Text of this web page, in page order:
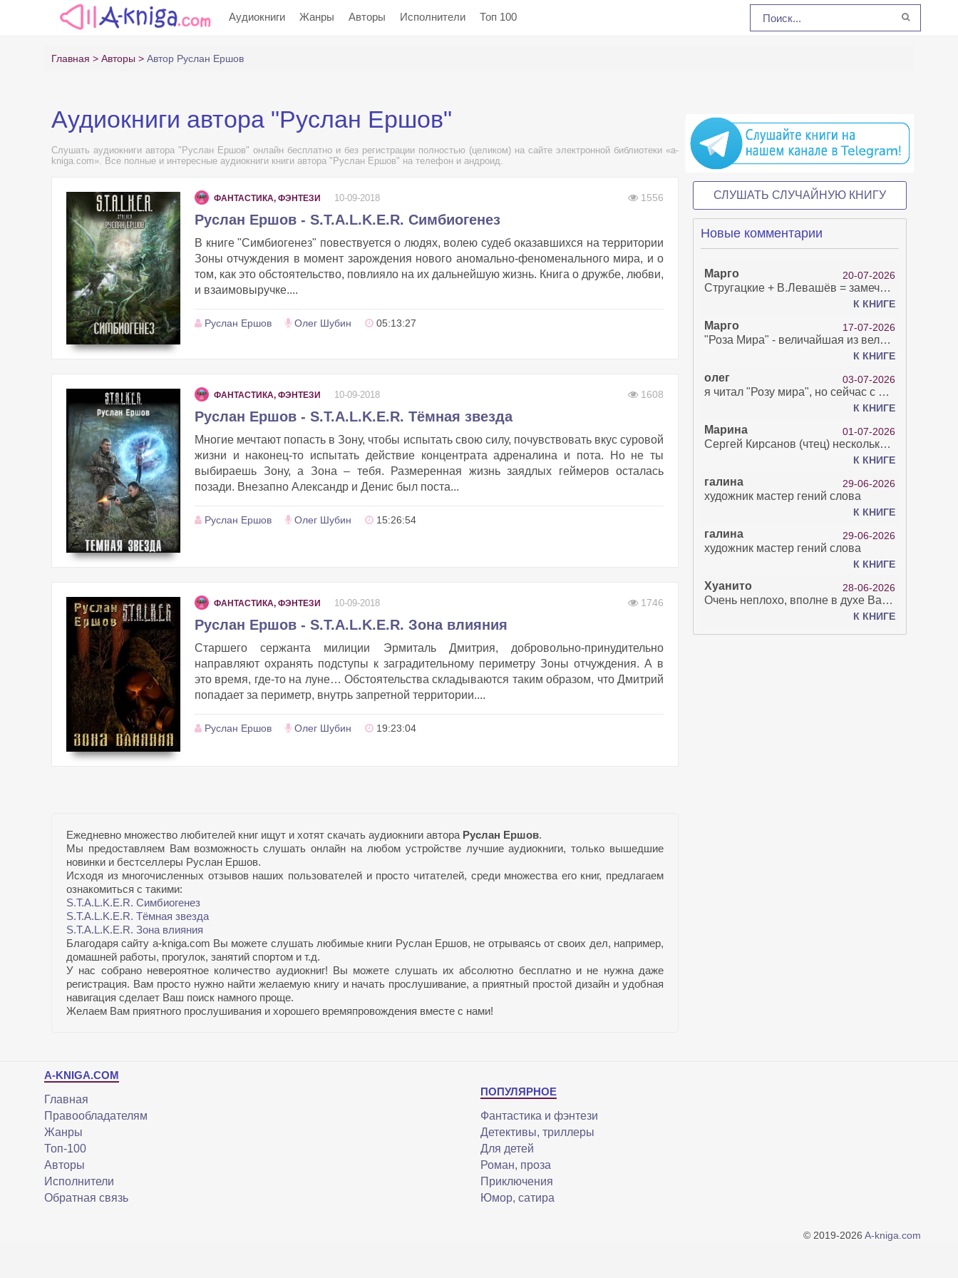
Аудиокниги Жанры Авторы Исполнители Топ 100
Главная Авторы Автор Руслан Ершов
Аудиокниги автора "Руслан Ершов"
Слушать аудиокниги автора "Руслан Ершов" онлайн бесплатно и без регистрации полностью (целиком) на сайте электронной библиотеки «a-
kniga.com». Все полные и интересные аудиокниги книги автора "Руслан Ершов" на телефон и андроид.
ФАНТАСТИКА, ФЭНТЕЗИ 10-09-2018 1556
Руслан Ершов - S.T.A.L.K.E.R. Симбиогенез
В книге "Симбиогенез" повествуется о людях, волею судеб оказавшихся на территории
Зоны отчуждения в момент зарождения нового аномально-феноменального мира, и о
том, как это обстоятельство, повлияло на их дальнейшую жизнь. Книга о дружбе, любви,
и взаимовыручке....
Руслан Ершов Олег Шубин 05:13:27
ФАНТАСТИКА, ФЭНТЕЗИ 10-09-2018 1608
Руслан Ершов - S.T.A.L.K.E.R. Тёмная звезда
Многие мечтают попасть в Зону, чтобы испытать свою силу, почувствовать вкус суровой
жизни и наконец-то испытать действие концентрата адреналина и пота. Но не ты
выбираешь Зону, а Зона – тебя. Размеренная жизнь заядлых геймеров осталась
позади. Внезапно Александр и Денис был поста...
Руслан Ершов Олег Шубин 15:26:54
ФАНТАСТИКА, ФЭНТЕЗИ 10-09-2018 1746
Руслан Ершов - S.T.A.L.K.E.R. Зона влияния
Старшего сержанта милиции Эрмиталь Дмитрия, добровольно-принудительно
направляют охранять подступы к заградительному периметру Зоны отчуждения. А в
это время, где-то на луне… Обстоятельства складываются таким образом, что Дмитрий
попадает за периметр, внутрь запретной территории....
Руслан Ершов Олег Шубин 19:23:04
Ежедневно множество любителей книг ищут и хотят скачать аудиокниги автора Руслан Ершов.
Мы предоставляем Вам возможность слушать онлайн на любом устройстве лучшие аудиокниги, только вышедшие
новинки и бестселлеры Руслан Ершов.
Исходя из многочисленных отзывов наших пользователей и просто читателей, среди множества его книг, предлагаем
ознакомиться с такими:
S.T.A.L.K.E.R. Симбиогенез
S.T.A.L.K.E.R. Тёмная звезда
S.T.A.L.K.E.R. Зона влияния
Благодаря сайту a-kniga.com Вы можете слушать любимые книги Руслан Ершов, не отрываясь от своих дел, например,
домашней работы, прогулок, занятий спортом и т.д.
У нас собрано невероятное количество аудиокниг! Вы можете слушать их абсолютно бесплатно и не нужна даже
регистрация. Вам просто нужно найти желаемую книгу и начать прослушивание, а приятный простой дизайн и удобная
навигация сделает Ваш поиск намного проще.
Желаем Вам приятного прослушивания и хорошего времяпровождения вместе с нами!
СЛУШАТЬ СЛУЧАЙНУЮ КНИГУ
Новые комментарии
Марго 20-07-2026
Стругацкие + В.Левашёв = замечательно!
К КНИГЕ
Марго 17-07-2026
"Роза Мира" - величайшая из великих Книг - она отвечает на все вопросы, прочитать её нелегко...
К КНИГЕ
олег 03-07-2026
я читал "Розу мира", но сейчас с возрастом зрение рухнуло. Но хочется ещё почитать. Просто захватывает. Хорошо, что есть А КНИГА. Спасибо за вашу работу.
К КНИГЕ
Марина 01-07-2026
Сергей Кирсанов (чтец) несколько раз рыгнул в микрофон. В наушниках это было хорошо слышно и сильно неприятно. Я понимаю, что это бесплатная аудиокнига, но не до такой же степени наплевать на слушателя..
К КНИГЕ
галина 29-06-2026
художник мастер гений слова
К КНИГЕ
галина 29-06-2026
художник мастер гений слова
К КНИГЕ
Хуанито 28-06-2026
Очень неплохо, вполне в духе Варго!)
К КНИГЕ
A-KNIGA.COM
Главная
Правообладателям
Жанры
Топ-100
Авторы
Исполнители
Обратная связь
ПОПУЛЯРНОЕ
Фантастика и фэнтези
Детективы, триллеры
Для детей
Роман, проза
Приключения
Юмор, сатира
© 2019-2026 A-kniga.com